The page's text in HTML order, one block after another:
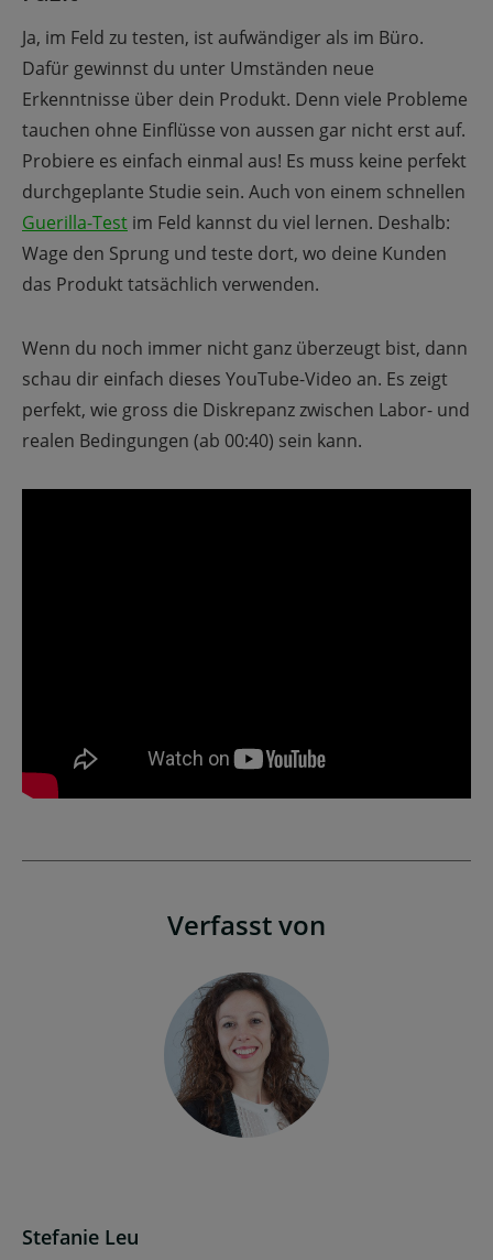
Ja, im Feld zu testen, ist aufwändiger als im Büro.
Dafür gewinnst du unter Umständen neue
Erkenntnisse über dein Produkt. Denn viele Probleme
tauchen ohne Einflüsse von aussen gar nicht erst auf.
Probiere es einfach einmal aus! Es muss keine perfekt
durchgeplante Studie sein. Auch von einem schnellen
Guerilla-Test im Feld kannst du viel lernen. Deshalb:
Wage den Sprung und teste dort, wo deine Kunden
das Produkt tatsächlich verwenden.
Wenn du noch immer nicht ganz überzeugt bist, dann
schau dir einfach dieses YouTube-Video an. Es zeigt
perfekt, wie gross die Diskrepanz zwischen Labor- und
realen Bedingungen (ab 00:40) sein kann.
Verfasst von
Stefanie Leu